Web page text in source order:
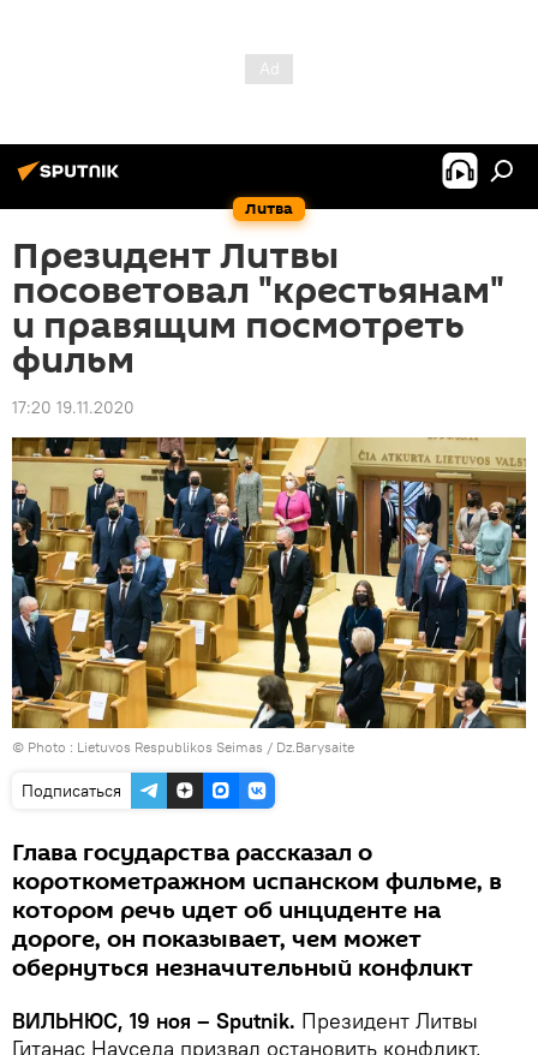
Литва
Президент Литвы
посоветовал "крестьянам"
и правящим посмотреть
фильм
17:20 19.11.2020
© Photo : Lietuvos Respublikos Seimas / Dz.Barysaite
Подписаться
Глава государства рассказал о
короткометражном испанском фильме, в
котором речь идет об инциденте на
дороге, он показывает, чем может
обернуться незначительный конфликт
ВИЛЬНЮС, 19 ноя – Sputnik. Президент Литвы
Гитанас Науседа призвал остановить конфликт,